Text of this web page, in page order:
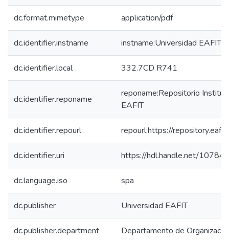
dc.format.mimetype application/pdf
dc.identifier.instname instname:Universidad EAFIT
dc.identifier.local 332.7CD R741
dc.identifier.reponame
reponame:Repositorio
EAFIT
dc.identifier.repourl repourl:https://
dc.identifier.uri https://hdl.handle.net/
dc.language.iso spa
dc.publisher Universidad EAFIT
dc.publisher.department Departamento de